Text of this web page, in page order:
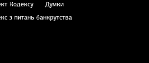
Кодексу
Думки
з питань банкрутства